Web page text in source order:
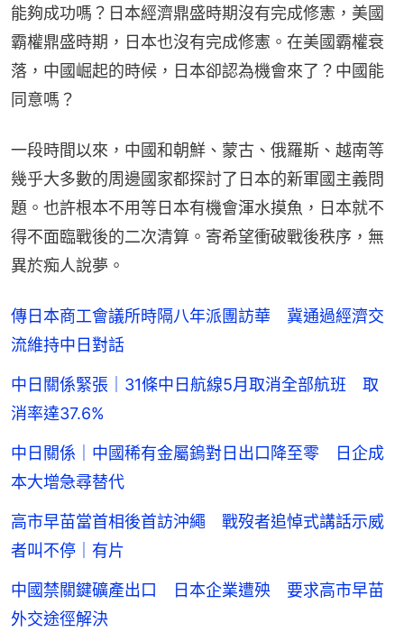
能夠成功嗎？日本經濟鼎盛時期沒有完成修憲，美國
霸權鼎盛時期，日本也沒有完成修憲。在美國霸權衰
落，中國崛起的時候，日本卻認為機會來了？中國能
同意嗎？
一段時間以來，中國和朝鮮、蒙古、俄羅斯、越南等
幾乎大多數的周邊國家都探討了日本的新軍國主義問
題。也許根本不用等日本有機會渾水摸魚，日本就不
得不面臨戰後的二次清算。寄希望衝破戰後秩序，無
異於痴人說夢。
傳日本商工會議所時隔八年派團訪華 冀通過經濟交
流維持中日對話
中日關係緊張｜31條中日航線5月取消全部航班 取
消率達37.6%
中日關係｜中國稀有金屬鎢對日出口降至零 日企成
本大增急尋替代
高市早苗當首相後首訪沖繩 戰歿者追悼式講話示威
者叫不停｜有片
中國禁關鍵礦產出口 日本企業遭殃 要求高市早苗
外交途徑解決